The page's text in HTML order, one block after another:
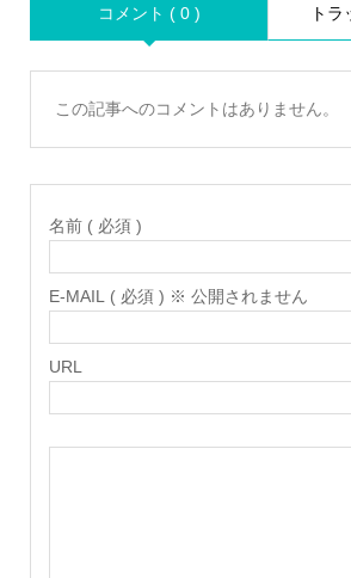
コメント ( 0 ) ト
この記事へのコメントはありません。
名前 ( 必須 )
E-MAIL ( 必須 ) ※ 公開されません
URL